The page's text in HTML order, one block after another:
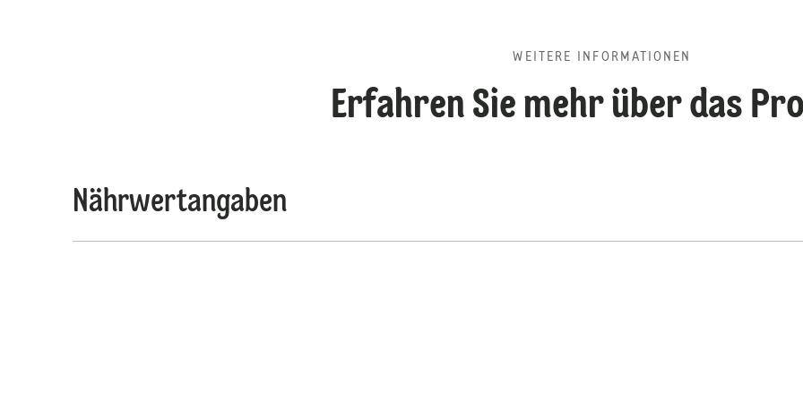
WEITERE INFORMATIONEN
Erfahren Sie mehr über das
Nährwertangaben